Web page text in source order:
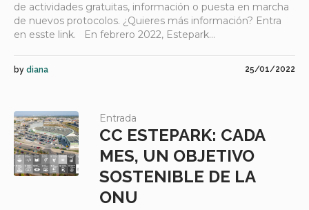
de actividades gratuitas, información o puesta en marcha
de nuevos protocolos. ¿Quieres más información? Entra
en esste link. En febrero 2022, Estepark...
25/01/2022
by diana
Entrada
CC ESTEPARK: CADA
MES, UN OBJETIVO
SOSTENIBLE DE LA
ONU